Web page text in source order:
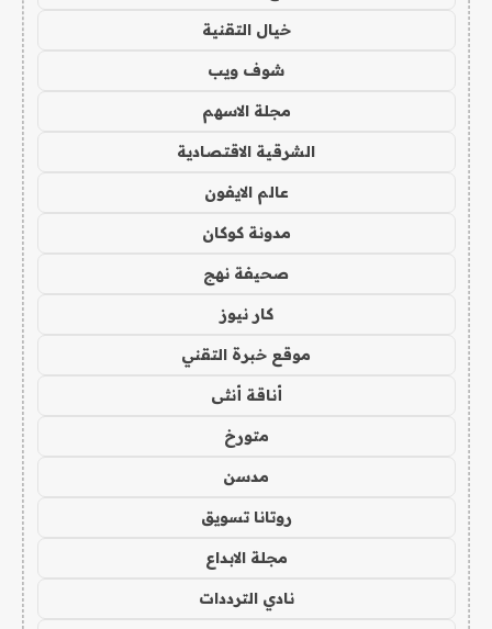
خيال التقنية
شوف ويب
مجلة الاسهم
الشرقية الاقتصادية
عالم الايفون
مدونة كوكان
صحيفة نهج
كار نيوز
موقع خبرة التقني
أناقة أنثى
متورخ
مدسن
روتانا تسويق
مجلة الابداع
نادي الترددات